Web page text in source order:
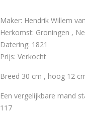
Maker: Hendrik Willem
Herkomst: Groningen ,
Datering: 1821
Prijs: Verkocht
Breed 30 cm , hoog 12
Een vergelijkbare mand
117